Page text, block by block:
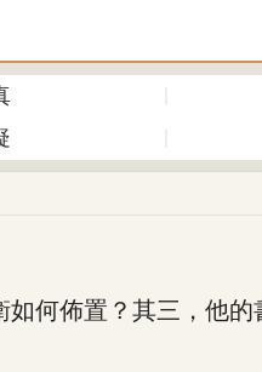
何佈置？其三，他的